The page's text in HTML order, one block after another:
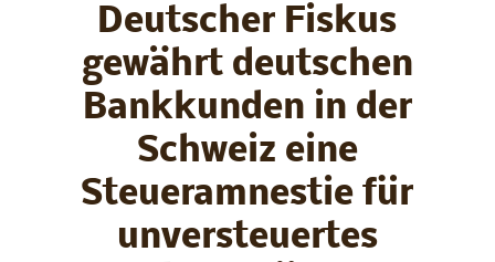
Deutscher Fiskus
gewährt deutschen
Bankkunden in der
Schweiz eine
Steueramnestie für
unversteuertes